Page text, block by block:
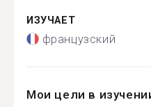
ИЗУЧАЕТ
французский
Мои цели в